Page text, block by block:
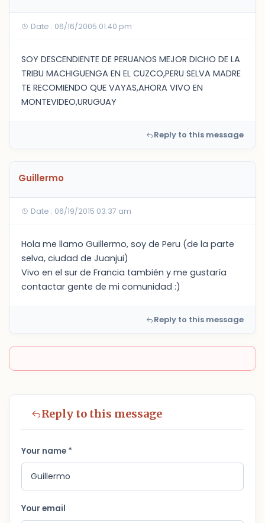
Date : 06/16/2005 01:40 pm
SOY DESCENDIENTE DE PERUANOS MEJOR DICHO DE LA
TRIBU MACHIGUENGA EN EL CUZCO,PERU SELVA MADRE
TE RECOMIENDO QUE VAYAS,AHORA VIVO EN
MONTEVIDEO,URUGUAY
Reply to this message
Guillermo
Date : 06/19/2015 03:37 am
Hola me llamo Guillermo, soy de Peru (de la parte
selva, ciudad de Juanjui)
Vivo en el sur de Francia también y me gustaría
contactar gente de mi comunidad :)
Reply to this message
Reply to this message
Your name *
Your email